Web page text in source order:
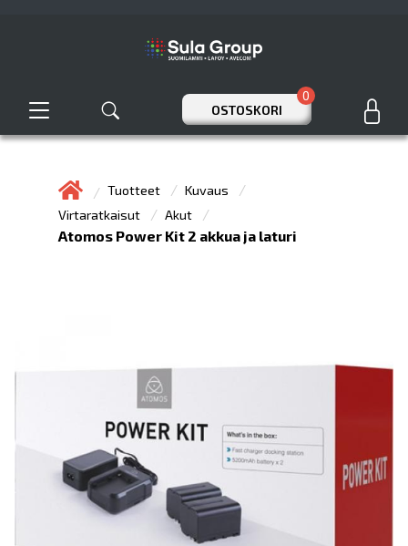
OSTOSKORI
0
Tuotteet
Kuvaus
Virtaratkaisut
Akut
Atomos Power Kit 2 akkua ja laturi